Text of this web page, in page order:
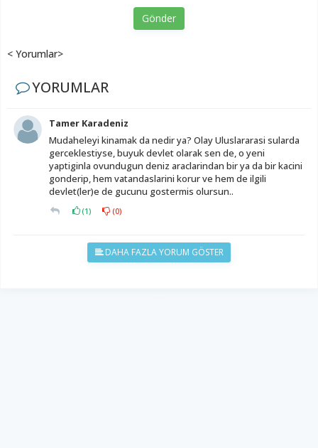
Gönder
< Yorumlar>
YORUMLAR
Tamer Karadeniz
Mudaheleyi kinamak da nedir ya? Olay Uluslararasi sularda
gerceklestiyse, buyuk devlet olarak sen de, o yeni
yaptiginla ovundugun deniz araclarindan bir ya da bir kacini
gonderip, hem vatandaslarini korur ve hem de ilgili
devlet(ler)e de gucunu gostermis olursun..
(1) (0)
DAHA FAZLA YORUM GÖSTER